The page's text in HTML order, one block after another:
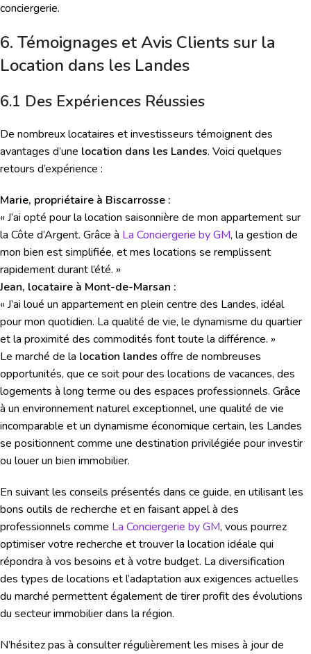
conciergerie.
6. Témoignages et Avis Clients sur la
Location dans les Landes
6.1 Des Expériences Réussies
De nombreux locataires et investisseurs témoignent des
avantages d’une location dans les Landes. Voici quelques
retours d’expérience :
Marie, propriétaire à Biscarrosse :
« J’ai opté pour la location saisonnière de mon appartement sur
la Côte d’Argent. Grâce à La Conciergerie by GM, la gestion de
mon bien est simplifiée, et mes locations se remplissent
rapidement durant l’été. »
Jean, locataire à Mont-de-Marsan :
« J’ai loué un appartement en plein centre des Landes, idéal
pour mon quotidien. La qualité de vie, le dynamisme du quartier
et la proximité des commodités font toute la différence. »
Le marché de la location landes offre de nombreuses
opportunités, que ce soit pour des locations de vacances, des
logements à long terme ou des espaces professionnels. Grâce
à un environnement naturel exceptionnel, une qualité de vie
incomparable et un dynamisme économique certain, les Landes
se positionnent comme une destination privilégiée pour investir
ou louer un bien immobilier.
En suivant les conseils présentés dans ce guide, en utilisant les
bons outils de recherche et en faisant appel à des
professionnels comme La Conciergerie by GM, vous pourrez
optimiser votre recherche et trouver la location idéale qui
répondra à vos besoins et à votre budget. La diversification
des types de locations et l’adaptation aux exigences actuelles
du marché permettent également de tirer profit des évolutions
du secteur immobilier dans la région.
N’hésitez pas à consulter régulièrement les mises à jour de